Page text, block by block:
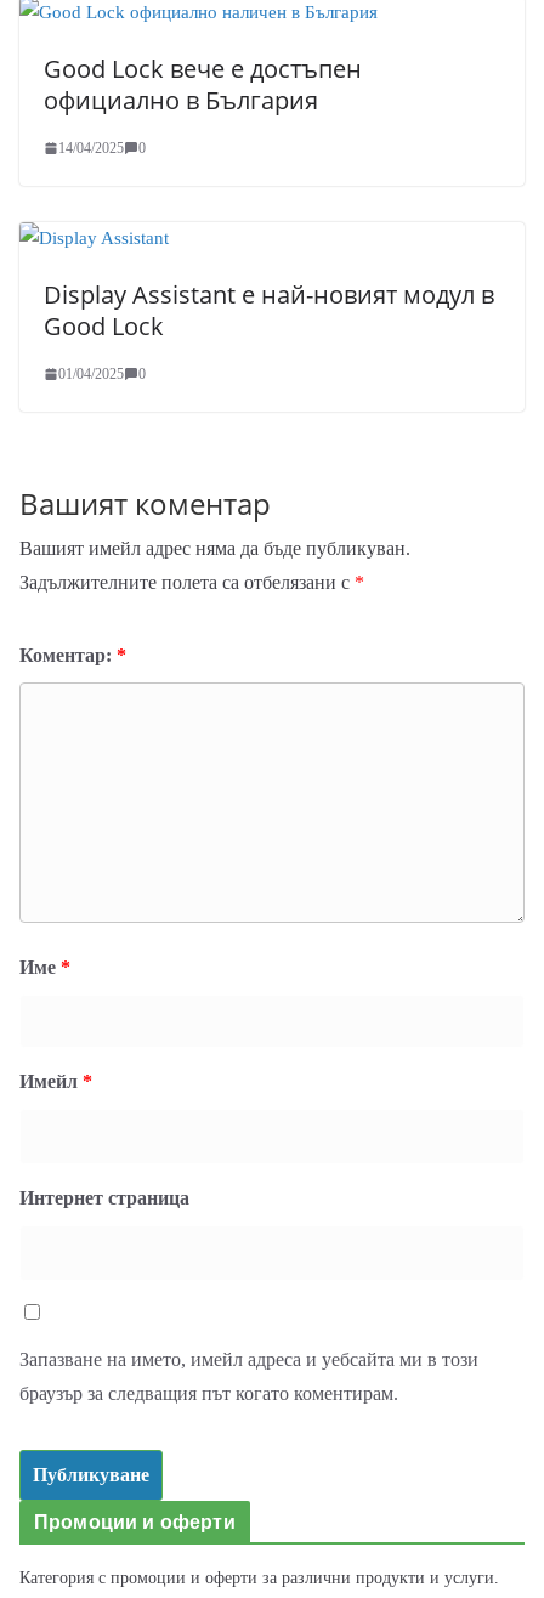
Good Lock вече е достъпен
официално в България
14/04/2025 0
Display Assistant е най-новият модул в
Good Lock
01/04/2025 0
Вашият коментар
Вашият имейл адрес няма да бъде публикуван.
Задължителните полета са отбелязани с *
Коментар: *
Име *
Имейл *
Интернет страница
Запазване на името, имейл адреса и уебсайта ми в този
браузър за следващия път когато коментирам.
Промоции и оферти
Категория с промоции и оферти за различни продукти и услуги.